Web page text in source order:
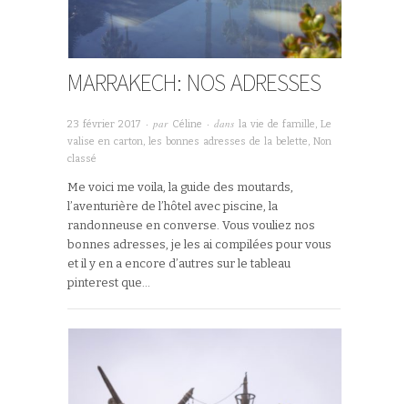
MARRAKECH: NOS ADRESSES
23 février 2017 · par Céline · dans la vie de famille, Le
valise en carton, les bonnes adresses de la belette, Non
classé
Me voici me voila, la guide des moutards,
l’aventurière de l’hôtel avec piscine, la
randonneuse en converse. Vous vouliez nos
bonnes adresses, je les ai compilées pour vous
et il y en a encore d’autres sur le tableau
pinterest que…